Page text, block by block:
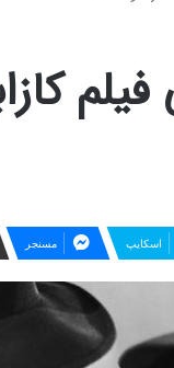
اسکایپ مسنجر